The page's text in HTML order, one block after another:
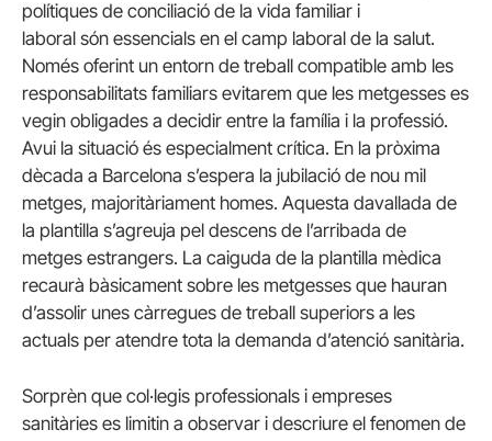
polítiques de conciliació de la vida familiar i
laboral són essencials en el camp laboral de la salut.
Només oferint un entorn de treball compatible amb les
responsabilitats familiars evitarem que les metgesses es
vegin obligades a decidir entre la família i la professió.
Avui la situació és especialment crítica. En la pròxima
dècada a Barcelona s’espera la jubilació de nou mil
metges, majoritàriament homes. Aquesta davallada de
la plantilla s’agreuja pel descens de l’arribada de
metges estrangers. La caiguda de la plantilla mèdica
recaurà bàsicament sobre les metgesses que hauran
d’assolir unes càrregues de treball superiors a les
actuals per atendre tota la demanda d’atenció sanitària.
Sorprèn que col·legis professionals i empreses
sanitàries es limitin a observar i descriure el fenomen de